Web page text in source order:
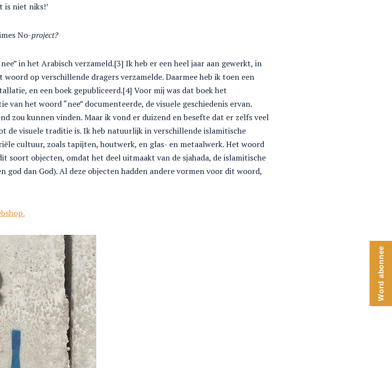
is niet niks!’
No-project?
in het Arabisch verzameld.[3] Ik heb er een heel jaar aan gewerkt, in
op verschillende dragers verzamelde. Daarmee heb ik toen een
en een boek gepubliceerd.[4] Voor mij was dat boek het
het woord “nee” documenteerde, de visuele geschiedenis ervan.
zou kunnen vinden. Maar ik vond er duizend en besefte dat er zelfs veel
de visuele traditie is. Ik heb natuurlijk in verschillende islamitische
cultuur, zoals tapijten, houtwerk, en glas- en metaalwerk. Het woord
soort objecten, omdat het deel uitmaakt van de sjahada, de islamitische
god dan God). Al deze objecten hadden andere vormen voor dit woord,
Word abonnee